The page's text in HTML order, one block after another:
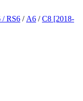
/ RS6 / A6 /C8 [2018-